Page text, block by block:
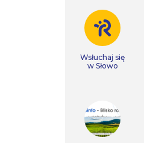
Wsłuchaj się
w Słowo